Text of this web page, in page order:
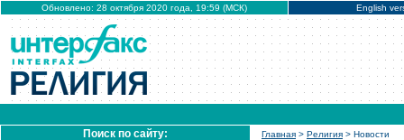
Обновлено: 28 октября 2020 года, 19:59 (МСК) English
Поиск по сайту: Главная > Религия > Новости